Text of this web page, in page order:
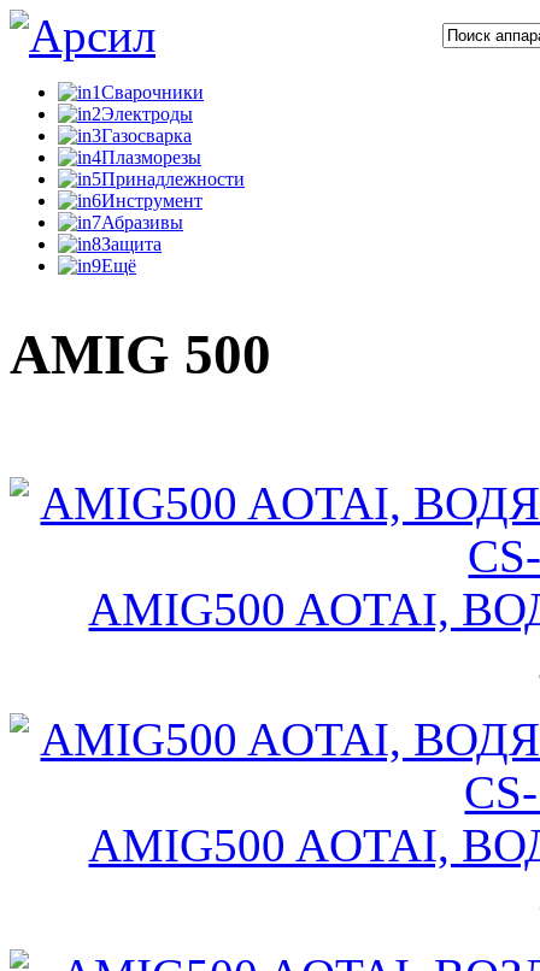
Сварочники
Электроды
Газосварка
Плазморезы
Принадлежности
Инструмент
Абразивы
Защита
Ещё
AMIG 500
AMIG500 AOTAI,
AMIG500 AOTAI,